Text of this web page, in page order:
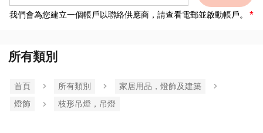
我們會為您建立一個帳戶以聯絡供應商，請查看電郵並啟動帳戶。
所有類別
首頁 所有類別
家居用品，燈飾及建築
燈飾
枝形吊燈，吊燈